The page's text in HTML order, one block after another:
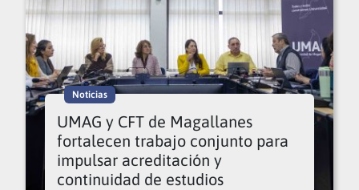
Noticias
UMAG y CFT de Magallanes
fortalecen trabajo conjunto para
impulsar acreditación y
continuidad de estudios